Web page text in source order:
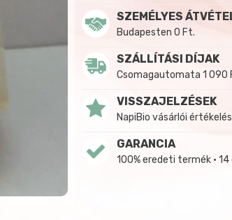
SZEMÉLYES
Budapesten 0 Ft.
SZÁLLÍTÁSI DÍJAK
Csomagautomata 1
VISSZAJELZÉSEK
NapiBio vásárlói
GARANCIA
100% eredeti termék •